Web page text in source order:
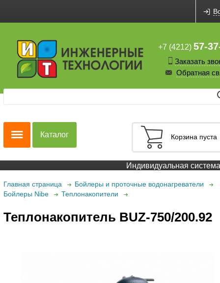
+7 (4212) 57-
Заказать
Обратная
Корзина пуста
Каталог
Индивидуальная система
Главная страница
Бойлеры и проточные водонагреватели
Бойлеры Nibe
Теплонакопители
Теплонакопитель BUZ-750/200.92